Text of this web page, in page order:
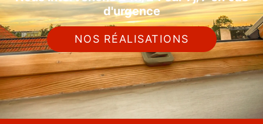
d'urgence
NOS RÉALISATIONS